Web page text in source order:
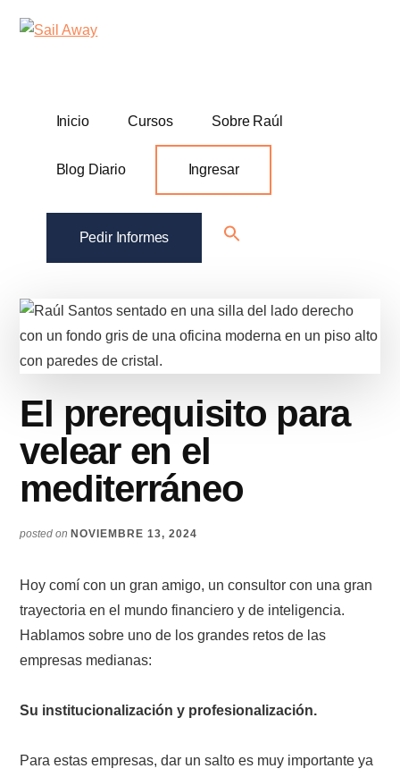
Additional
menu
Sail
Academia
Inicio
Cursos Sobre Raúl
Blog Diario Ingresar
Pedir Informes
Search
El prerequisito para
velear en el
mediterráneo
posted on NOVIEMBRE 13, 2024
Hoy comí con un gran amigo, un consultor con una gran
trayectoria en el mundo financiero y de inteligencia.
Hablamos sobre uno de los grandes retos de las
empresas medianas:
Su institucionalización y profesionalización.
Para estas empresas, dar un salto es muy importante ya